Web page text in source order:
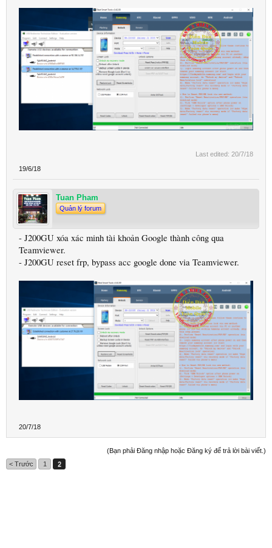
Last edited: 20/7/18
19/6/18
Tuan Pham
Quản lý forum
- J200GU xóa xác minh tài khoản Google thành công qua
Teamviewer.
- J200GU reset frp, bypass acc google done via Teamviewer.
20/7/18
(Bạn phải Đăng nhập hoặc Đăng ký để trả lời bài viết.)
< Trước
1 2